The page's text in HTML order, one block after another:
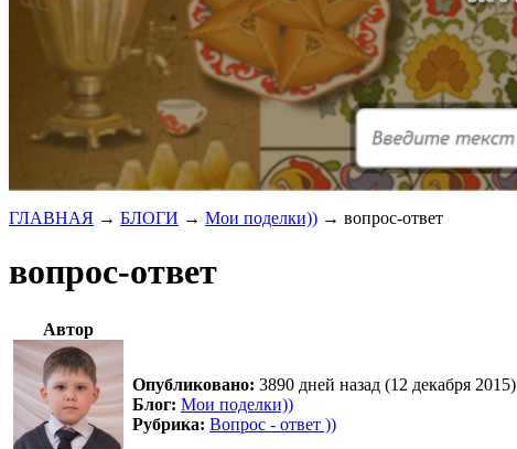
ГЛАВНАЯ → БЛОГИ → Мои поделки)) → вопрос-ответ
вопрос-ответ
Автор
Опубликовано: 3890 дней назад (12 декабря 2015)
Блог: Мои поделки))
Рубрика: Вопрос - ответ ))